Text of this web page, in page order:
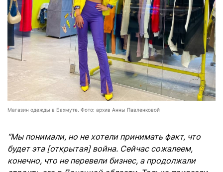
Магазин одежды в Бахмуте. Фото: архив Анны Павленковой
“Мы понимали, но не хотели принимать факт, что
будет эта [открытая] война. Сейчас сожалеем,
конечно, что не перевели бизнес, а продолжали